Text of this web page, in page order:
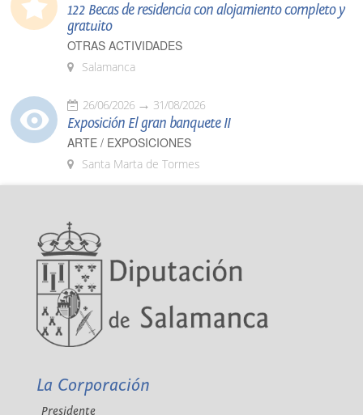
122 Becas de residencia con alojamiento completo y
gratuito
OTRAS ACTIVIDADES
Salamanca
26/06/2026 31/08/2026
Exposición El gran banquete II
ARTE / EXPOSICIONES
Santa Marta de Tormes
La Corporación
Presidente